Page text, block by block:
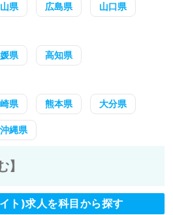
県 広島県 山口県
県 高知県
県 熊本県 大分県
沖縄県
】
ト)求人を科目から探す